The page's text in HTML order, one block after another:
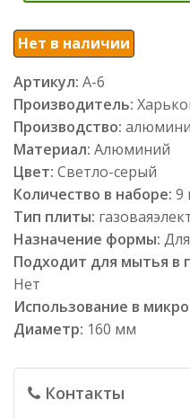
Нет в наличии
Артикул: А-6
Производитель:
Производство:
Материал: Алюминий
Цвет: Светло-серый
Количество в наборе: 9
Тип плиты:
Назначение формы:
Подходит для мытья в
Нет
Использование в
Диаметр: 160 мм
Контакты